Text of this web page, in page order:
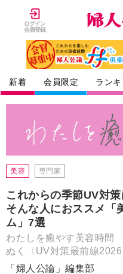
ログイン
会員登録
新着 会員限定 ラン
美容 専門家
これからの季節UV対
そんな人におススメ「
ム」7選
わたしを癒やす美容時間
ぬく〈UV対策最前線2026
「婦人公論」編集部